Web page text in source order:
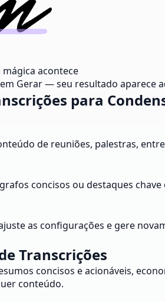
mágica acontece
Gerar — seu resultado aparece
para
de reuniões, palestras,
concisos ou destaques
as configurações e gere
Transcrições
concisos e acionáveis,
conteúdo.